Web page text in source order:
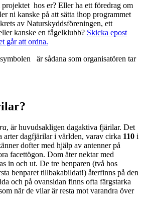
hos er? Eller ha ett föredrag om
ni kanske på att sätta ihop programmet
av Naturskyddsföreningen, ett
kanske en fågelklubb? Skicka epost
går att ordna.
är sådana som organisatören tar
, är huvudsakligen dagaktiva fjärilar. Det
arter dagfjärilar i världen, varav cirka 110 i
dofter med hjälp av antenner på
facettögon. Dom äter nektar med
in och ut. De tre benparen (två hos
benparet tillbakabildat!) återfinns på den
och på ovansidan finns ofta färgstarka
när de vilar är resta mot varandra över